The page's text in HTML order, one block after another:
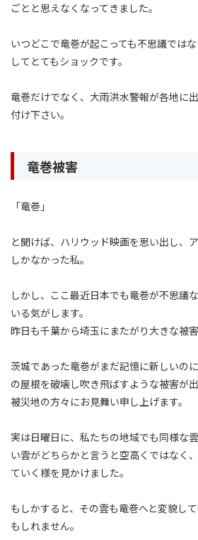
ごとと思えなくなってきました。
いつどこで竜巻が起こっても不思議では
してとてもショックです。
竜巻だけでなく、大雨洪水警報が各地に
付け下さい。
竜巻被害
「竜巻」
と聞けば、ハリウッド映画を思い出し、
しかなかった私。
しかし、ここ最近日本でも竜巻が不思議
いる気がします。
昨日も千葉から埼玉にまたがり大きな被
茨城であった竜巻がまだ記憶に新しいの
の屋根を破壊し吹き飛ばすような被害が出
被災地の方々にお見舞い申し上げます。
実は日曜日に、私たちの地域でも同様な
い雲がどちらかと言うと空高くではなく
ていく様を見かけました。
もしかすると、その雲も竜巻へと変貌し
もしれません。